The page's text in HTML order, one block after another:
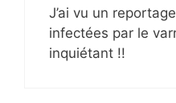
J’ai vu un
infectées par le
inquiétant !!